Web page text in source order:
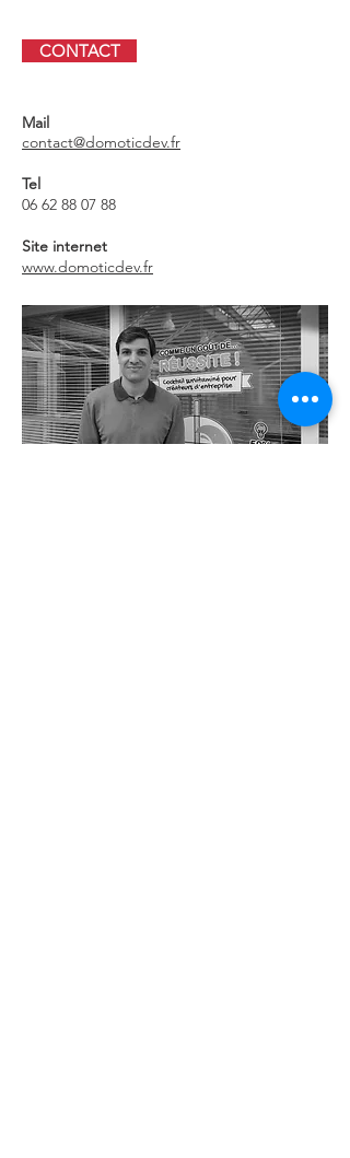
CONTACT
Mail
contact@domoticdev.fr
Tel
06 62 88 07 88
Site internet
www.domoticdev.fr